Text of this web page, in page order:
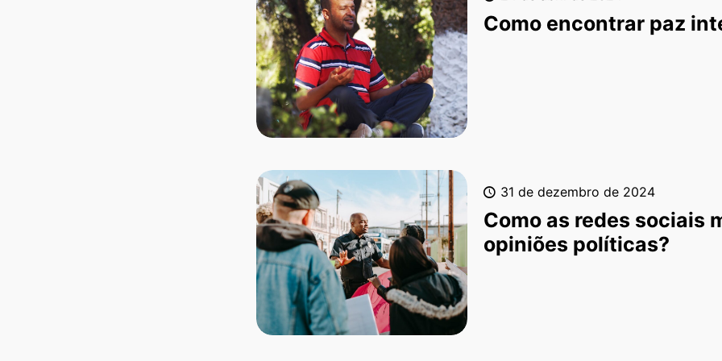
Como encontrar paz
31 de dezembro de 2024
Como as redes sociais
opiniões políticas?